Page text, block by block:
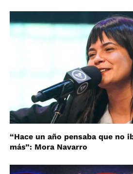
“Hace un año pensaba que no
más”: Mora Navarro